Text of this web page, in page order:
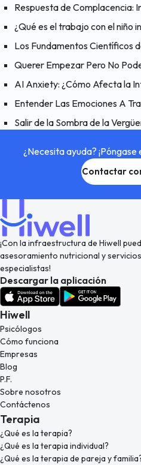
Entender Las Emociones A
¿Necesita ayuda?
Contactar
¡Con la infraestructura de Hiwell
asesoramiento nutricional y
especialistas!
Descargar la aplicación
Hiwell
Psicólogos
Cómo funciona
Empresas
Blog
P.F.
Sobre nosotros
Contáctenos
Terapia
¿Qué es la terapia?
¿Qué es la terapia individual?
¿Qué es la terapia de pareja y